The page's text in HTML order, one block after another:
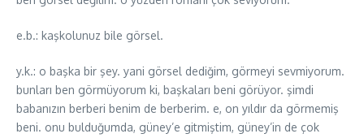
e.b.: kaşkolunuz bile görsel.
y.k.: o başka bir şey. yani görsel dediğim, görmeyi sevmiyorum.
bunları ben görmüyorum ki, başkaları beni görüyor. şimdi
babanızın berberi benim de berberim. e, on yıldır da görmemiş
beni. onu bulduğumda, güney’e gitmiştim, güney’in de çok